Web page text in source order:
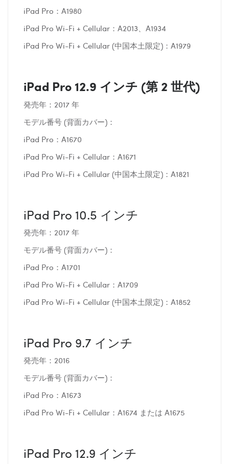
iPad Pro：A1980
iPad Pro Wi-Fi + Cellular：A2013、A1934
iPad Pro Wi-Fi + Cellular (中国本土限定)：A1979
iPad Pro 12.9 インチ (第 2 世代)
発売年：2017 年
モデル番号 (背面カバー)：
iPad Pro：A1670
iPad Pro Wi-Fi + Cellular：A1671
iPad Pro Wi-Fi + Cellular (中国本土限定)：A1821
iPad Pro 10.5 インチ
発売年：2017 年
モデル番号 (背面カバー)：
iPad Pro：A1701
iPad Pro Wi-Fi + Cellular：A1709
iPad Pro Wi-Fi + Cellular (中国本土限定)：A1852
iPad Pro 9.7 インチ
発売年：2016
モデル番号 (背面カバー)：
iPad Pro：A1673
iPad Pro Wi-Fi + Cellular：A1674 または A1675
iPad Pro 12.9 インチ